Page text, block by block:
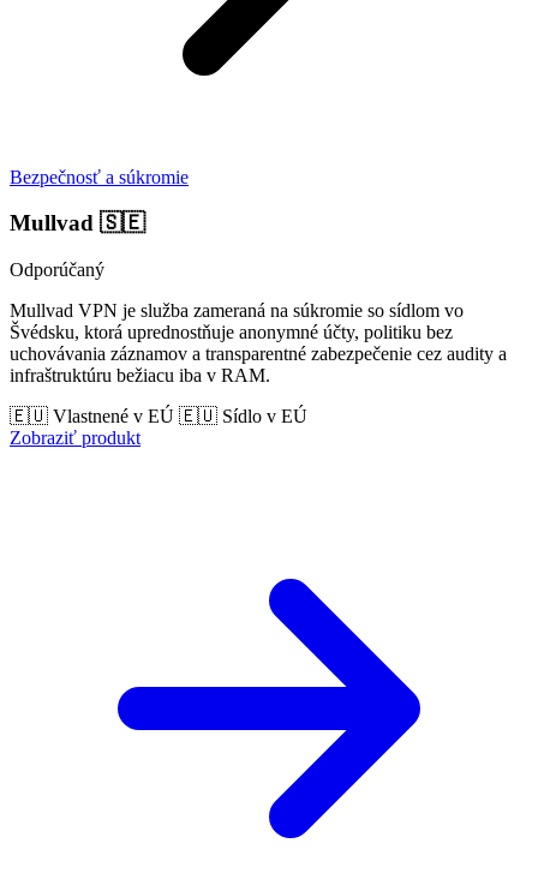
Bezpečnosť a súkromie
Mullvad 🇸🇪
Odporúčaný
Mullvad VPN je služba zameraná na súkromie so sídlom vo
Švédsku, ktorá uprednostňuje anonymné účty, politiku bez
uchovávania záznamov a transparentné zabezpečenie cez audity a
infraštruktúru bežiacu iba v RAM.
🇪🇺 Vlastnené v EÚ 🇪🇺 Sídlo v EÚ
Zobraziť produkt